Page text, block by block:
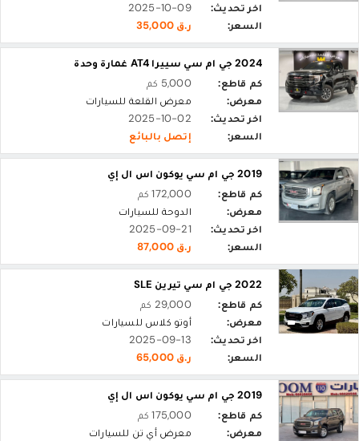
اخر تحديث:
2025-10-09
السعر:
ر.ق 35,000
2024 جي ام سي سييرا AT4 غمارة وحدة
كم قاطع:
5,000 كم
معرض:
معرض القلعة للسيارات
اخر تحديث:
2025-10-02
السعر:
إتصل بالبائع
2019 جي ام سي يوكون اس ال إي
كم قاطع:
172,000 كم
معرض:
الدوحة للسيارات
اخر تحديث:
2025-09-21
السعر:
ر.ق 87,000
2022 جي ام سي تيرين SLE
كم قاطع:
29,000 كم
معرض:
أوتو كلاس للسيارات
اخر تحديث:
2025-09-13
السعر:
ر.ق 65,000
2019 جي ام سي يوكون اس ال إي
كم قاطع:
175,000 كم
معرض:
معرض أي تن للسيارات